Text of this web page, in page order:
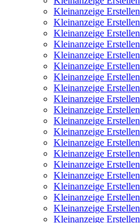
Kleinanzeige Erstellen
Kleinanzeige Erstellen
Kleinanzeige Erstellen
Kleinanzeige Erstellen
Kleinanzeige Erstellen
Kleinanzeige Erstellen
Kleinanzeige Erstellen
Kleinanzeige Erstellen
Kleinanzeige Erstellen
Kleinanzeige Erstellen
Kleinanzeige Erstellen
Kleinanzeige Erstellen
Kleinanzeige Erstellen
Kleinanzeige Erstellen
Kleinanzeige Erstellen
Kleinanzeige Erstellen
Kleinanzeige Erstellen
Kleinanzeige Erstellen
Kleinanzeige Erstellen
Kleinanzeige Erstellen